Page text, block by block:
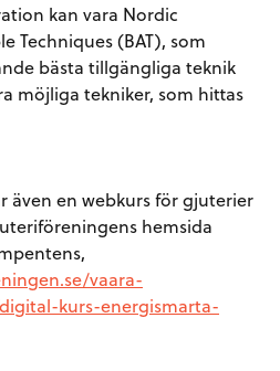
kan vara Nordic
Techniques (BAT), som
bästa tillgängliga teknik
möjliga tekniker, som hittas
även en webkurs för gjuterier
hemsida
vaara-
kurs-energismarta-